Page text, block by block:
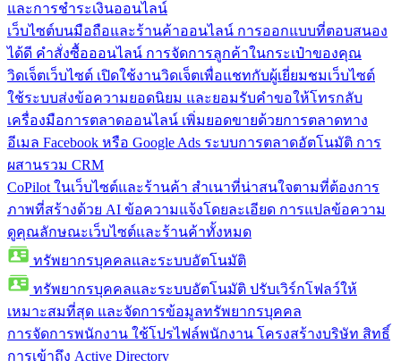
และการชำระเงินออนไลน์
เว็บไซต์บนมือถือและร้านค้าออนไลน์ การออกแบบที่ตอบสนอง
ได้ดี คำสั่งซื้อออนไลน์ การจัดการลูกค้าในกระเป๋าของคุณ
วิดเจ็ตเว็บไซต์ เปิดใช้งานวิดเจ็ตเพื่อแชทกับผู้เยี่ยมชมเว็บไซต์
ใช้ระบบส่งข้อความยอดนิยม และยอมรับคำขอให้โทรกลับ
เครื่องมือการตลาดออนไลน์ เพิ่มยอดขายด้วยการตลาดทาง
อีเมล Facebook หรือ Google Ads ระบบการตลาดอัตโนมัติ การ
ผสานรวม CRM
CoPilot ในเว็บไซต์และร้านค้า สำเนาที่น่าสนใจตามที่ต้องการ
ภาพที่สร้างด้วย AI ข้อความแจ้งโดยละเอียด การแปลข้อความ
ดูคุณลักษณะเว็บไซต์และร้านค้าทั้งหมด
ทรัพยากรบุคคลและระบบอัตโนมัติ
ทรัพยากรบุคคลและระบบอัตโนมัติ ปรับเวิร์กโฟลว์ให้
เหมาะสมที่สุด และจัดการข้อมูลทรัพยากรบุคคล
การจัดการพนักงาน ใช้โปรไฟล์พนักงาน โครงสร้างบริษัท สิทธิ์
การเข้าถึง Active Directory